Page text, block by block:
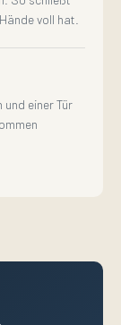
voll hat.
einer Tür